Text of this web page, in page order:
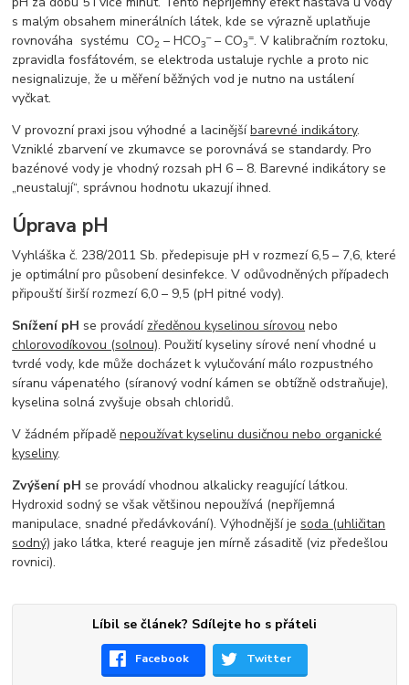
s malým obsahem minerálních látek, kde se výrazně uplatňuje
rovnováha systému CO2 – HCO3
–– CO3
=. V kalibračním roztoku,
zpravidla fosfátovém, se elektroda ustaluje rychle a proto nic
nesignalizuje, že u měření běžných vod je nutno na ustálení
vyčkat.
V provozní praxi jsou výhodné a lacinějšíbarevné indikátory.
Vzniklé zbarvení ve zkumavce se porovnává se standardy. Pro
bazénové vody je vhodný rozsah pH 6 – 8. Barevné indikátory se
„neustalují“, správnou hodnotu ukazují ihned.
Úprava pH
Vyhláška č. 238/2011 Sb. předepisuje pH v rozmezí 6,5 – 7,6, které
je optimální pro působení desinfekce. V odůvodněných případech
připouští širší rozmezí 6,0 – 9,5 (pH pitné vody).
Snížení pH se provádí zředěnou kyselinou sírovou nebo
chlorovodíkovou (solnou). Použití kyseliny sírové není vhodné u
tvrdé vody, kde může docházet k vylučování málo rozpustného
síranu vápenatého (síranový vodní kámen se obtížně odstraňuje),
kyselina solná zvyšuje obsah chloridů.
V žádném případěnepoužívat kyselinu dusičnou nebo organické
kyseliny.
Zvýšení pH se provádí vhodnou alkalicky reagující látkou.
Hydroxid sodný se však většinou nepoužívá (nepříjemná
manipulace, snadné předávkování). Výhodnější je soda (uhličitan
sodný) jako látka, které reaguje jen mírně zásaditě (viz předešlou
rovnici).
Líbil se článek? Sdílejte ho s přáteli
Facebook Twitter